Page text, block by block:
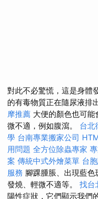
對此不必驚慌，這是身體
的有毒物質正在隨尿液排
摩推薦 大便的顏色也可
微不適，例如腹瀉。 台北
學 台南專業搬家公司
用問題 全方位除蟲專家
案 傳統中式外燴菜單 台
服務 腳踝腫脹、出現藍色
發燒、輕微不適等。 找台
陽性症狀，它們顯示我們